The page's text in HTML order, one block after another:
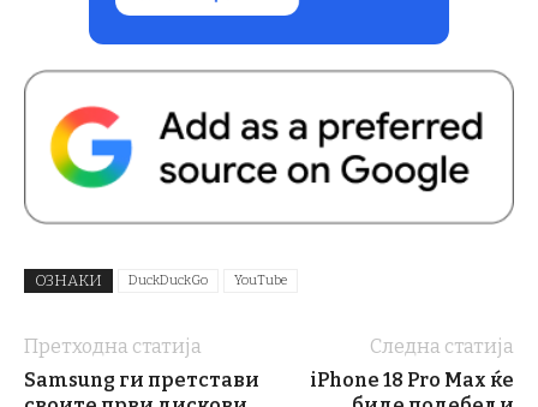
ОЗНАКИ DuckDuckGo YouTube
Претходна статија
Samsung ги претстави
Следна статија
iPhone 18 Pro Max ќе